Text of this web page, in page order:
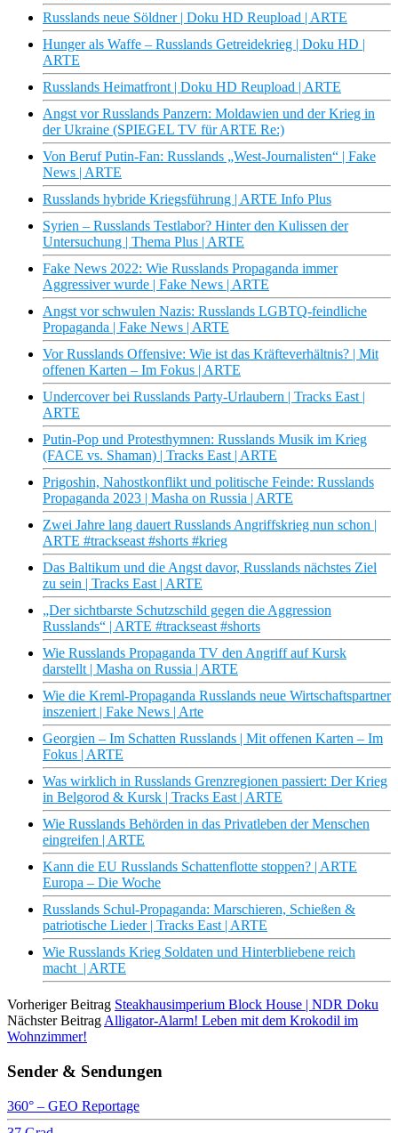
Russlands neue Söldner | Doku HD Reupload | ARTE
Hunger als Waffe – Russlands Getreidekrieg | Doku HD |
ARTE
Russlands Heimatfront | Doku HD Reupload | ARTE
Angst vor Russlands Panzern: Moldawien und der Krieg in
der Ukraine (SPIEGEL TV für ARTE Re:)
Von Beruf Putin-Fan: Russlands „West-Journalisten“ | Fake
News | ARTE
Russlands hybride Kriegsführung | ARTE Info Plus
Syrien – Russlands Testlabor? Hinter den Kulissen der
Untersuchung | Thema Plus | ARTE
Fake News 2022: Wie Russlands Propaganda immer
Aggressiver wurde | Fake News | ARTE
Angst vor schwulen Nazis: Russlands LGBTQ-feindliche
Propaganda | Fake News | ARTE
Vor Russlands Offensive: Wie ist das Kräfteverhältnis? | Mit
offenen Karten – Im Fokus | ARTE
Undercover bei Russlands Party-Urlaubern | Tracks East |
ARTE
Putin-Pop und Protesthymnen: Russlands Musik im Krieg
(FACE vs. Shaman) | Tracks East | ARTE
Prigoshin, Nahostkonflikt und politische Feinde: Russlands
Propaganda 2023 | Masha on Russia | ARTE
Zwei Jahre lang dauert Russlands Angriffskrieg nun schon |
ARTE #trackseast #shorts #krieg
Das Baltikum und die Angst davor, Russlands nächstes Ziel
zu sein | Tracks East | ARTE
„Der sichtbarste Schutzschild gegen die Aggression
Russlands“ | ARTE #trackseast #shorts
Wie Russlands Propaganda TV den Angriff auf Kursk
darstellt | Masha on Russia | ARTE
Wie die Kreml-Propaganda Russlands neue Wirtschaftspartner
inszeniert | Fake News | Arte
Georgien – Im Schatten Russlands | Mit offenen Karten – Im
Fokus | ARTE
Was wirklich in Russlands Grenzregionen passiert: Der Krieg
in Belgorod & Kursk | Tracks East | ARTE
Wie Russlands Behörden in das Privatleben der Menschen
eingreifen | ARTE
Kann die EU Russlands Schattenflotte stoppen? | ARTE
Europa – Die Woche
Russlands Schul-Propaganda: Marschieren, Schießen &
patriotische Lieder | Tracks East | ARTE
Wie Russlands Krieg Soldaten und Hinterbliebene reich
macht | ARTE
Vorheriger Beitrag Steakhausimperium Block House | NDR Doku
Nächster Beitrag Alligator-Alarm! Leben mit dem Krokodil im
Wohnzimmer!
Sender & Sendungen
360° – GEO Reportage